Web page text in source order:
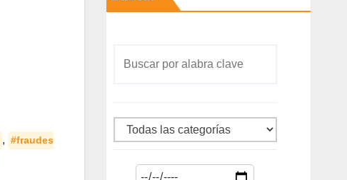
, #fraudes